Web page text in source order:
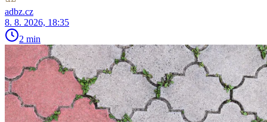
adbz.cz
8. 8. 2026, 18:35
2 min